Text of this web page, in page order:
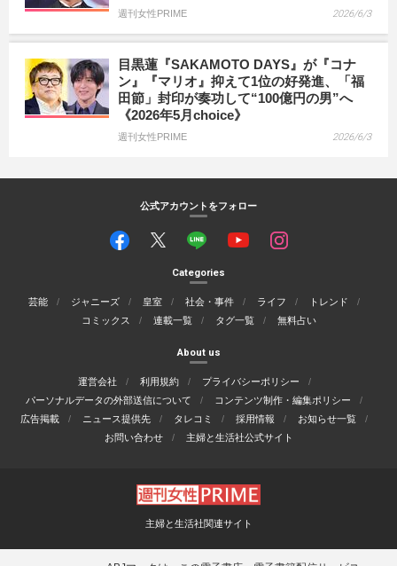
週刊女性PRIME 2026/6/3
目黒蓮『SAKAMOTO DAYS』が『コナ
ン』『マリオ』抑えて1位の好発進、「福
田節」封印が奏功して“100億円の男”へ
《2026年5月choice》
週刊女性PRIME 2026/6/3
公式アカウントをフォロー
Categories
芸能 ジャニーズ 皇室 社会・事件 ライフ
トレンド
コミックス
連載一覧 タグ一覧 無料占い
About us
運営会社 利用規約
プライバシーポリシー
パーソナルデータの外部送信について
コンテンツ制作・編集ポリシー
広告掲載
ニュース提供先 タレコミ 採用情報
お知らせ一覧
お問い合わせ
主婦と生活社公式サイト
主婦と生活社関連サイト